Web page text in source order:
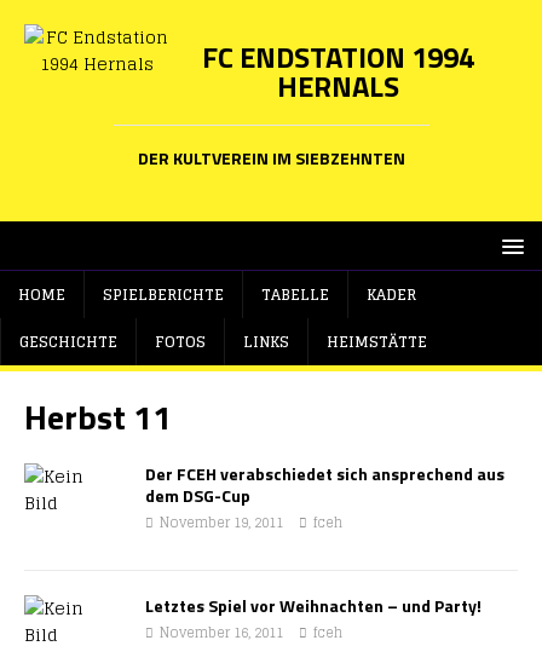
FC ENDSTATION 1994
HERNALS
DER KULTVEREIN IM SIEBZEHNTEN
HOME SPIELBERICHTE TABELLE
KADER
GESCHICHTE
FOTOS LINKS HEIMSTÄTTE
Herbst 11
Der FCEH verabschiedet sich ansprechend aus
dem DSG-Cup
November 19, 2011 fceh
Letztes Spiel vor Weihnachten – und Party!
November 16, 2011 fceh